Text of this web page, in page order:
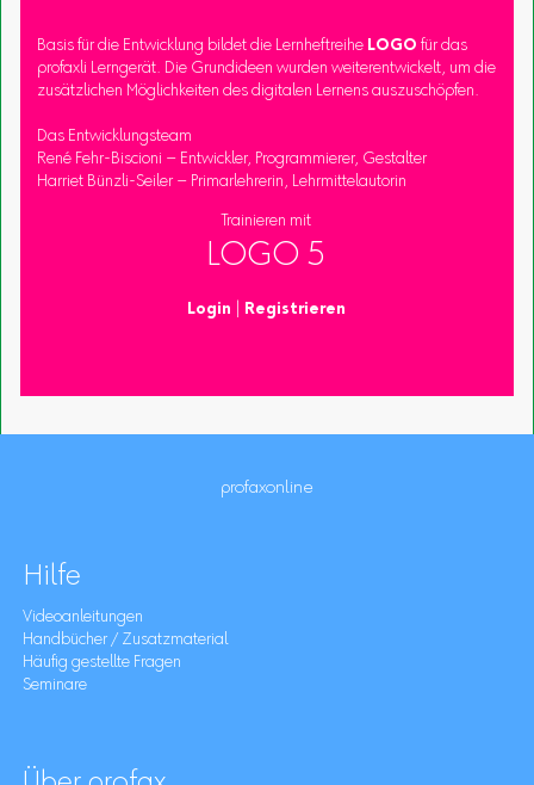
Basis für die Entwicklung bildet die Lernheftreihe LOGO für das
profaxli Lerngerät. Die Grundideen wurden weiterentwickelt, um die
zusätzlichen Möglichkeiten des digitalen Lernens auszuschöpfen.
Das Entwicklungsteam
René Fehr-Biscioni – Entwickler, Programmierer, Gestalter
Harriet Bünzli-Seiler – Primarlehrerin, Lehrmittelautorin
Trainieren mit
LOGO 5
Login Registrieren
profaxonline
Hilfe
Videoanleitungen
Handbücher / Zusatzmaterial
Häufig gestellte Fragen
Seminare